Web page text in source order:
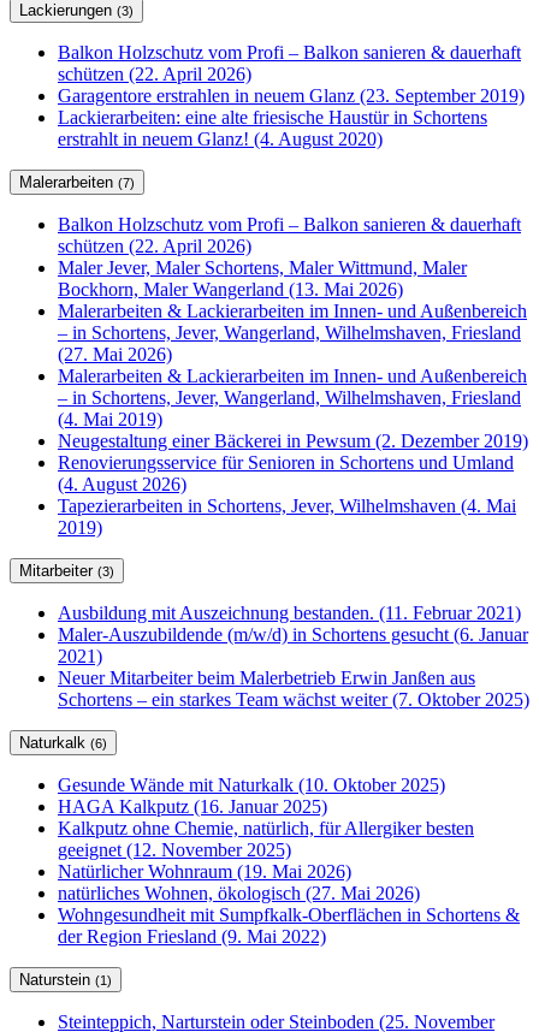
Lackierungen (3)
Balkon Holzschutz vom Profi – Balkon sanieren & dauerhaft
schützen (22. April 2026)
Garagentore erstrahlen in neuem Glanz (23. September 2019)
Lackierarbeiten: eine alte friesische Haustür in Schortens
erstrahlt in neuem Glanz! (4. August 2020)
Malerarbeiten (7)
Balkon Holzschutz vom Profi – Balkon sanieren & dauerhaft
schützen (22. April 2026)
Maler Jever, Maler Schortens, Maler Wittmund, Maler
Bockhorn, Maler Wangerland (13. Mai 2026)
Malerarbeiten & Lackierarbeiten im Innen- und Außenbereich
– in Schortens, Jever, Wangerland, Wilhelmshaven, Friesland
(27. Mai 2026)
Malerarbeiten & Lackierarbeiten im Innen- und Außenbereich
– in Schortens, Jever, Wangerland, Wilhelmshaven, Friesland
(4. Mai 2019)
Neugestaltung einer Bäckerei in Pewsum (2. Dezember 2019)
Renovierungsservice für Senioren in Schortens und Umland
(4. August 2026)
Tapezierarbeiten in Schortens, Jever, Wilhelmshaven (4. Mai
2019)
Mitarbeiter (3)
Ausbildung mit Auszeichnung bestanden. (11. Februar 2021)
Maler-Auszubildende (m/w/d) in Schortens gesucht (6. Januar
2021)
Neuer Mitarbeiter beim Malerbetrieb Erwin Janßen aus
Schortens – ein starkes Team wächst weiter (7. Oktober 2025)
Naturkalk (6)
Gesunde Wände mit Naturkalk (10. Oktober 2025)
HAGA Kalkputz (16. Januar 2025)
Kalkputz ohne Chemie, natürlich, für Allergiker besten
geeignet (12. November 2025)
Natürlicher Wohnraum (19. Mai 2026)
natürliches Wohnen, ökologisch (27. Mai 2026)
Wohngesundheit mit Sumpfkalk-Oberflächen in Schortens &
der Region Friesland (9. Mai 2022)
Naturstein (1)
Steinteppich, Narturstein oder Steinboden (25. November